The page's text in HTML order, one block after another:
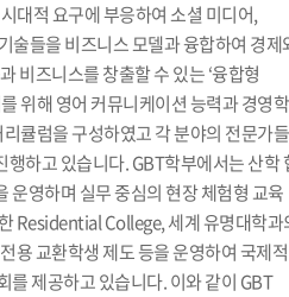
대적 요구에 부응하여 소셜 미디어,
술들을 비즈니스 모델과 융합하여 경제
비즈니스를 창출할 수 있는 ‘융합형
위해 영어 커뮤니케이션 능력과 경영학
큘럼을 구성하였고 각 분야의 전문가
행하고 있습니다. GBT학부에서는 산학
운영하며 실무 중심의 현장 체험형 교육
Residential College, 세계 유명대학과
용 교환학생 제도 등을 운영하여 국제적
를 제공하고 있습니다. 이와 같이 GBT